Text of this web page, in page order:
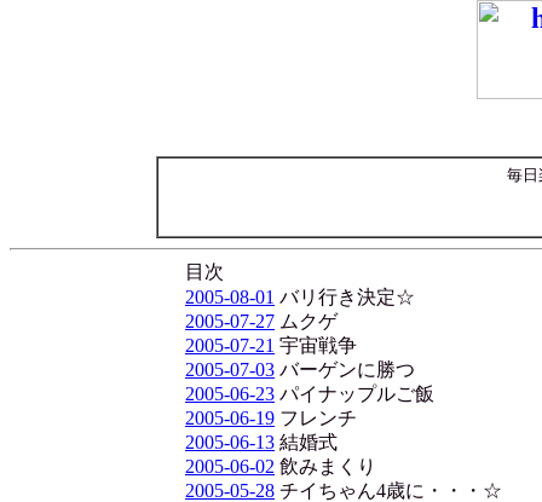
毎日
目次
2005-08-01 バリ行き決定☆
2005-07-27 ムクゲ
2005-07-21 宇宙戦争
2005-07-03 バーゲンに勝つ
2005-06-23 パイナップルご飯
2005-06-19 フレンチ
2005-06-13 結婚式
2005-06-02 飲みまくり
2005-05-28 チイちゃん4歳に・・・☆